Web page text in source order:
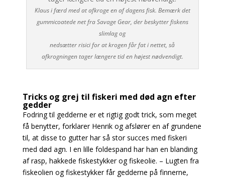
Klaus i færd med at afkroge en af dagens fisk. Bemærk det
gummicoatede net fra Savage Gear, der beskytter fiskens
slimlag og
nedsætter risici for at krogen får fat i nettet, så
afkrogningen tager længere tid en højest nødvendigt.
Tricks og grej til fiskeri med død agn efter
gedder
Fodring til gedderne er et rigtig godt trick, som meget
få benytter, forklarer Henrik og afslører en af grundene
til, at disse to gutter har så stor succes med fiskeri
med død agn. I en lille foldespand har han en blanding
af rasp, hakkede fiskestykker og fiskeolie. – Lugten fra
fiskeolien og fiskestykker får gedderne på finnerne,